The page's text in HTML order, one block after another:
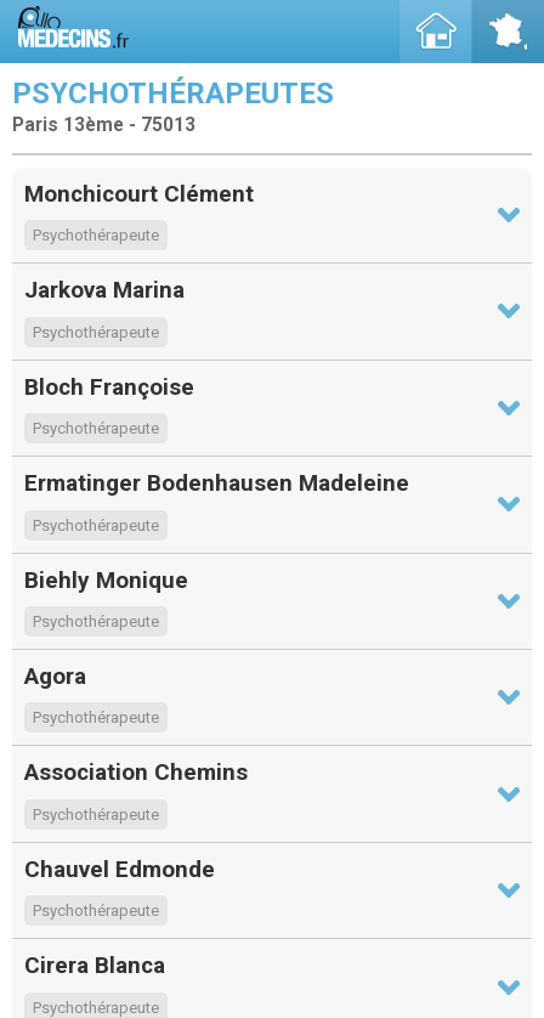
PSYCHOTHÉRAPEUTES
Paris 13ème - 75013
Monchicourt Clément
Psychothérapeute
Jarkova Marina
Psychothérapeute
Bloch Françoise
Psychothérapeute
Ermatinger Bodenhausen Madeleine
Psychothérapeute
Biehly Monique
Psychothérapeute
Agora
Psychothérapeute
Association Chemins
Psychothérapeute
Chauvel Edmonde
Psychothérapeute
Cirera Blanca
Psychothérapeute